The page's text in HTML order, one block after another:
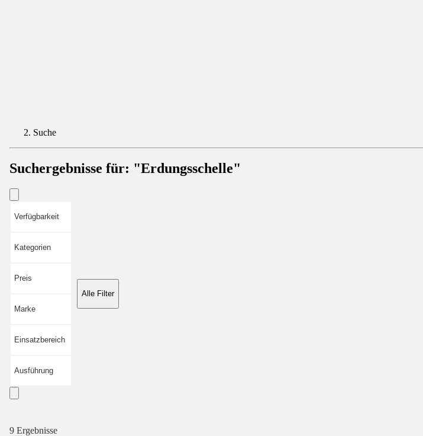
Suche
Suchergebnisse für: "Erdungsschelle"
Verfügbarkeit
Kategorien
Preis
Marke
Einsatzbereich
Ausführung
Alle Filter
9 Ergebnisse